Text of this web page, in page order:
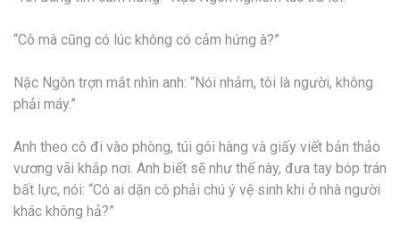
“Cô mà cũng có lúc không có cảm hứng à?”
Nặc Ngôn trợn mắt nhìn anh: “Nói nhảm, tôi là người, không
phải máy.”
Anh theo cô đi vào phòng, túi gói hàng và giấy viết bản thảo
vương vãi khắp nơi. Anh biết sẽ như thế này, đưa tay bóp trán
bất lực, nói: “Có ai dặn cô phải chú ý vệ sinh khi ở nhà người
khác không hả?”